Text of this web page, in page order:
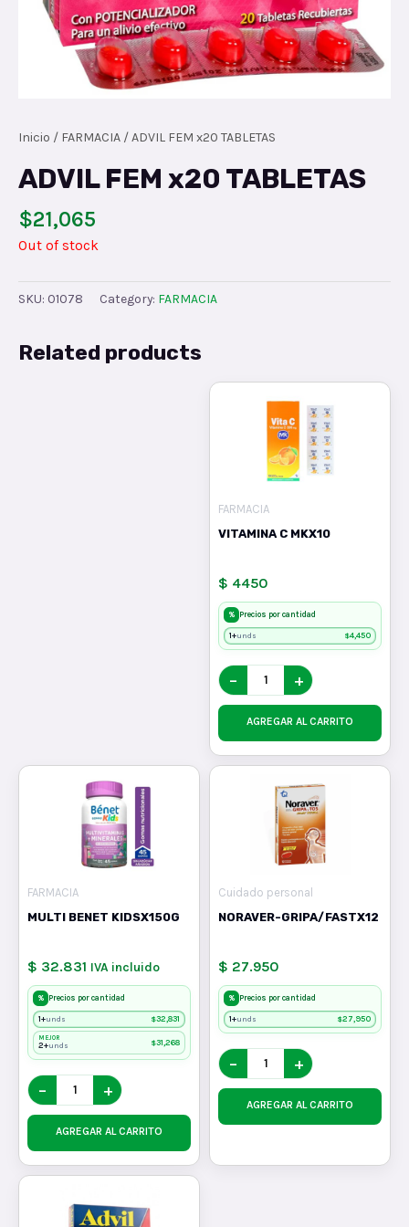
Inicio / FARMACIA / ADVIL FEM x20 TABLETAS
ADVIL FEM x20 TABLETAS
$21,065
Out of stock
SKU: 01078 Category: FARMACIA
Related products
FARMACIA
VITAMINA C MKX10
$ 4450
% Precios por cantidad
1+unds $4,450
− +
AGREGAR AL CARRITO
FARMACIA
MULTI BENET KIDSX150G
$ 32.831 IVA incluido
% Precios por cantidad
1+unds $32,831
MEJOR
2+unds $31,268
− +
AGREGAR AL CARRITO
Cuidado personal
NORAVER-GRIPA/FASTX12
$ 27.950
% Precios por cantidad
1+unds $27,950
− +
AGREGAR AL CARRITO